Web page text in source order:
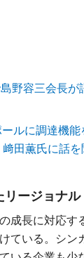
野容三会長
ルに調達機
田薫氏に話を
リージョナ
成長に対応
ている。シ